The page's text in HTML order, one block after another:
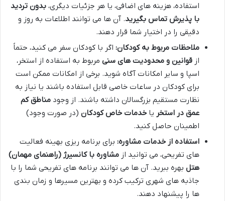
استفاده، هزینه های اضافی، یا هر جزئیات دیگری، بدون تردید
با پذیرش تماس بگیرید. آن ها می توانند اطلاعات به روز و
دقیقی را در اختیار شما قرار دهند.
ملاحظات مربوط به کودکان: اگر با کودکان سفر می کنید، حتماً
از قوانین و محدودیت های سنی مربوط به استفاده از استخر،
اسپا و سایر امکانات آگاه شوید. برخی از امکانات ممکن است
برای کودکان در ساعات خاصی قابل استفاده باشند یا نیاز به
نظارت مستقیم بزرگسالان داشته باشند. از وجود مناطق کم
عمق در استخر یا خدمات خاص کودکان (در صورت وجود)
اطمینان حاصل کنید.
استفاده از خدمات مشاوره: برای برنامه ریزی بهینه فعالیت
های تفریحی، می توانید از مشاوره با کانسیرژ (راهنمای مهمان)
هتل بهره ببرید. آن ها می توانند برنامه های تفریحی شما را با
جاذبه های شهری ترکیب کرده و بهترین مسیرها و زمان بندی
ها را پیشنهاد دهند.